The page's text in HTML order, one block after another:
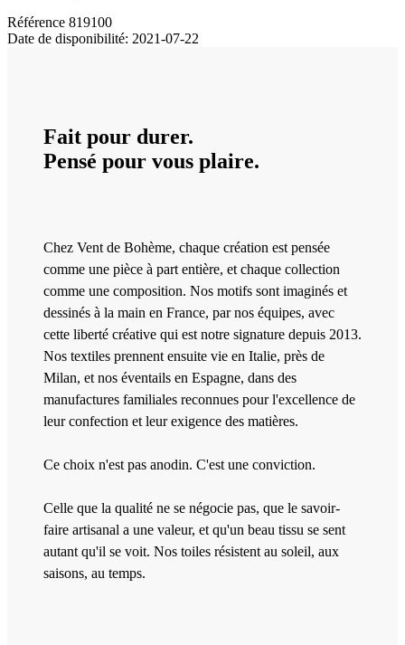
Référence 819100
Date de disponibilité: 2021-07-22
Fait pour durer.
Pensé pour vous plaire.
Chez Vent de Bohème, chaque création est pensée
comme une pièce à part entière, et chaque collection
comme une composition. Nos motifs sont imaginés et
dessinés à la main en France, par nos équipes, avec
cette liberté créative qui est notre signature depuis 2013.
Nos textiles prennent ensuite vie en Italie, près de
Milan, et nos éventails en Espagne, dans des
manufactures familiales reconnues pour l'excellence de
leur confection et leur exigence des matières.
Ce choix n'est pas anodin. C'est une conviction.
Celle que la qualité ne se négocie pas, que le savoir-
faire artisanal a une valeur, et qu'un beau tissu se sent
autant qu'il se voit. Nos toiles résistent au soleil, aux
saisons, au temps.